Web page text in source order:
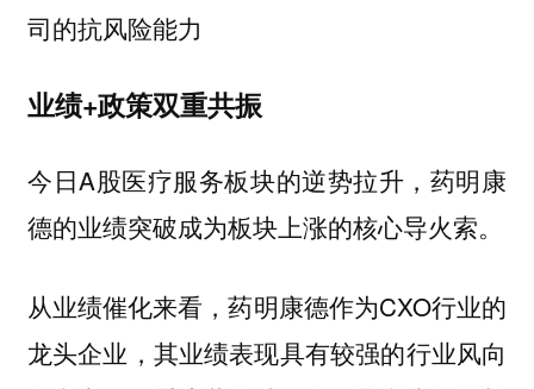
司的抗风险能力
业绩+政策双重共振
今日A股医疗服务板块的逆势拉升，药明康
德的业绩突破成为板块上涨的核心导火索。
从业绩催化来看，药明康德作为CXO行业的
龙头企业，其业绩表现具有较强的行业风向